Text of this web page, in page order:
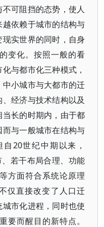
可阻挡的态势，使人
依赖于城市的结构与
实世界的同时，自身
变化。按照一般的看
与都市化三种模式，
小城市与大都市的迁
经济与技术结构以及
长的时期内，由于都
与一般城市在结构与
20世纪中期以来，
若干布局合理、功能
方面符合系统论原理
仅直接改变了人口迁
市化进程，同时也使
要而醒目的新特点。